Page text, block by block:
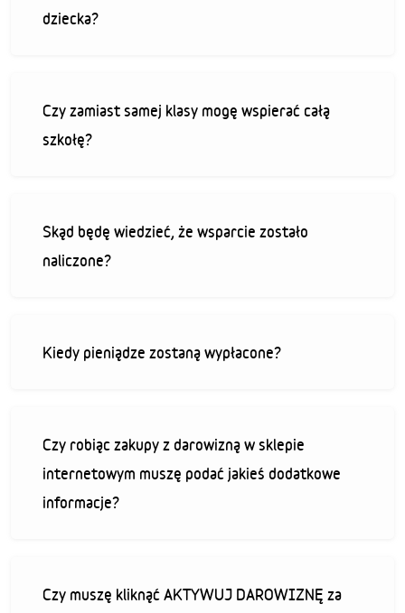
dziecka?
Czy zamiast samej klasy mogę wspierać całą
szkołę?
Skąd będę wiedzieć, że wsparcie zostało
naliczone?
Kiedy pieniądze zostaną wypłacone?
Czy robiąc zakupy z darowizną w sklepie
internetowym muszę podać jakieś dodatkowe
informacje?
Czy muszę kliknąć AKTYWUJ DAROWIZNĘ za